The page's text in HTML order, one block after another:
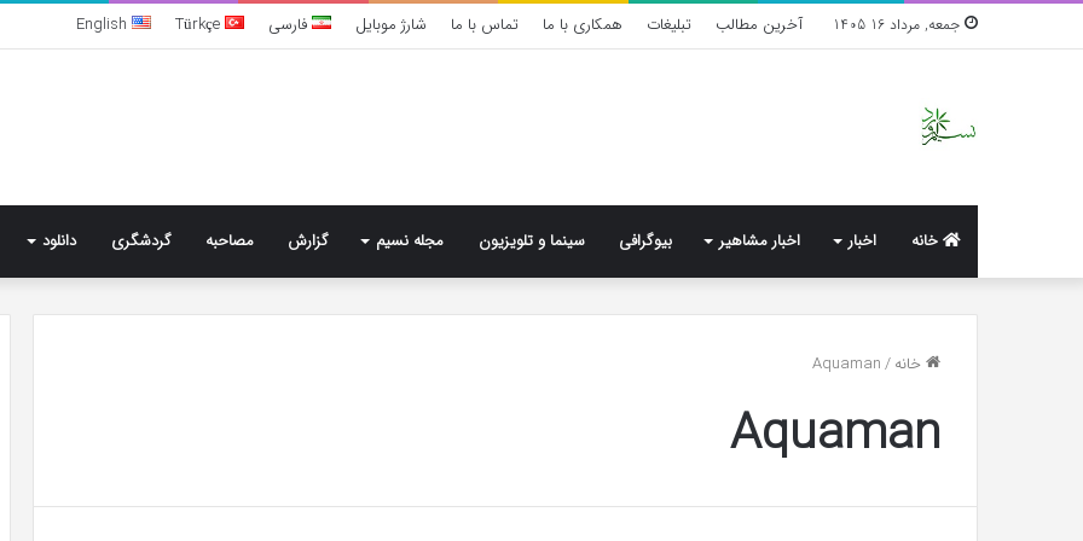
جمعه, مرداد 16 1405 آخرین مطالب تبلیغات همکاری با ما تماس با ما شارژ موبایل فارسی Türkçe
English
خانه اخبار اخبار مشاهیر بیوگرافی سینما و تلویزیون مجله نسیم گزارش مصاحبه گردشگری دانلود
خانه/
Aquaman
Aquaman
اخیر؛
می‌شود؟